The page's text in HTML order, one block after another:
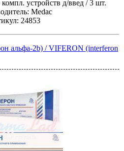
устройств д/введ / 3 шт.
Medac
24853
альфа-2b) / VIFERON (interferon